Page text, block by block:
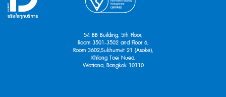
54 BB Building, 5th Floor,
Room 3501-3502 and Floor 6,
Room 3602,Sukhumvit 21 (Asoke),
Khlong Toei Nuea,
Wattana, Bangkok 10110